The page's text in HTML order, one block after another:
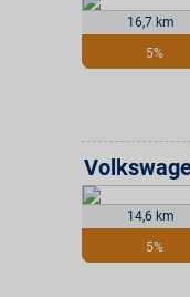
16,7 km
5%
14,6 km
5%